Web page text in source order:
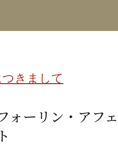
肉類
インテリア
きまして
ォーリン・アフ
ト